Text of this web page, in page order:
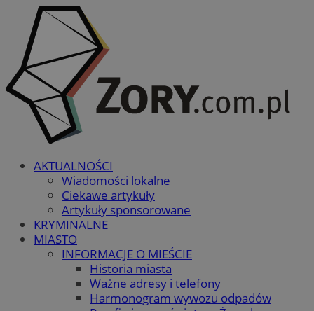
AKTUALNOŚCI
Wiadomości lokalne
Ciekawe artykuły
Artykuły sponsorowane
KRYMINALNE
MIASTO
INFORMACJE O MIEŚCIE
Historia miasta
Ważne adresy i telefony
Harmonogram wywozu odpadów